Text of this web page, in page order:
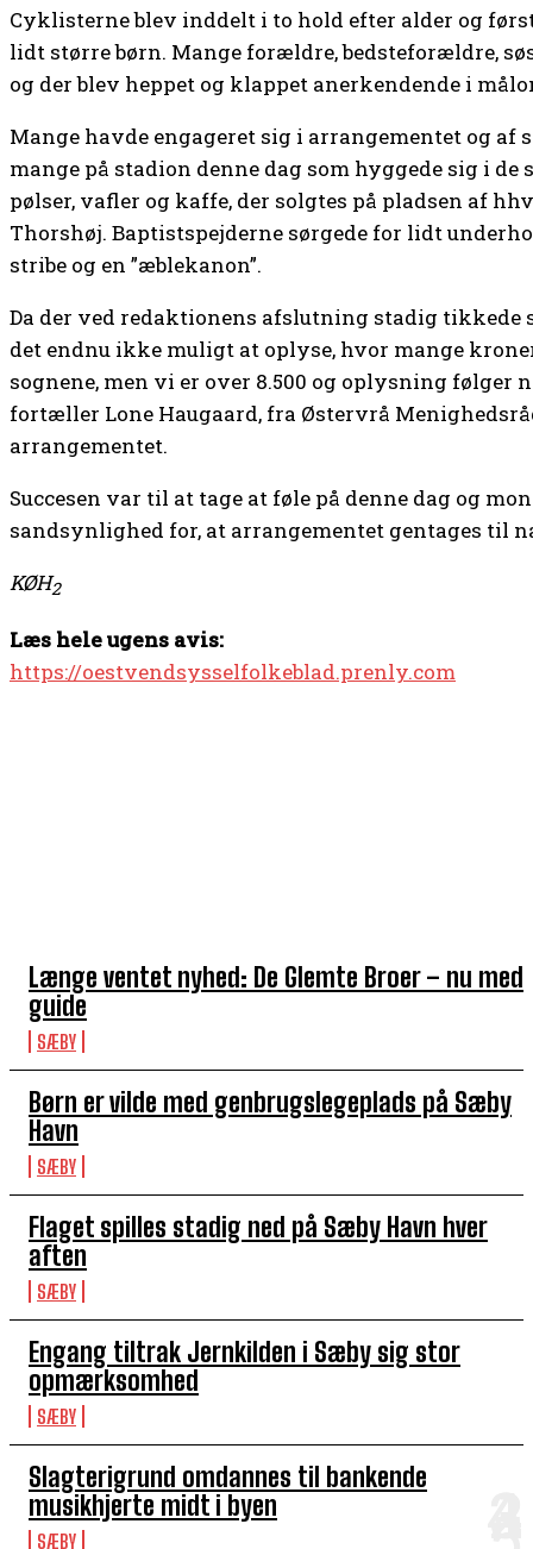
Længe ventet nyhed: De Glemte Broer – nu med
guide
SÆBY
Børn er vilde med genbrugslegeplads på Sæby
Havn
SÆBY
Flaget spilles stadig ned på Sæby Havn hver
aften
SÆBY
Engang tiltrak Jernkilden i Sæby sig stor
opmærksomhed
SÆBY
Slagterigrund omdannes til bankende
musikhjerte midt i byen
SÆBY
Cyklisterne blev inddelt i to hold efter alder og
lidt større børn. Mange forældre, bedsteforældre,
og der blev heppet og klappet anerkendende i
Mange havde engageret sig i arrangementet og af
mange på stadion denne dag som hyggede sig i
pølser, vafler og kaffe, der solgtes på pladsen af
Thorshøj. Baptistspejderne sørgede for lidt
stribe og en ”æblekanon”.
Da der ved redaktionens afslutning stadig tikkede
det endnu ikke muligt at oplyse, hvor mange
sognene, men vi er over 8.500 og oplysning følger
fortæller Lone Haugaard, fra Østervrå
arrangementet.
Succesen var til at tage at føle på denne dag og
sandsynlighed for, at arrangementet gentages til
KØH2
Læs hele ugens avis:
https://oestvendsysselfolkeblad.prenly.com